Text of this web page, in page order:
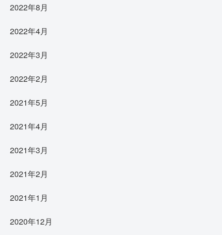
2022年8月
2022年4月
2022年3月
2022年2月
2021年5月
2021年4月
2021年3月
2021年2月
2021年1月
2020年12月